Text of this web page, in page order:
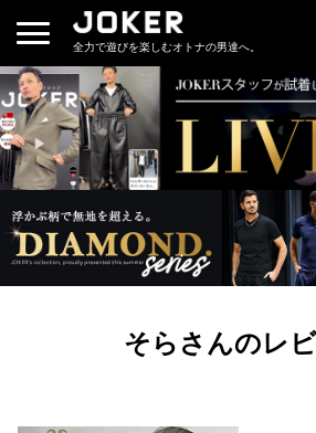
全力で遊びを楽しむオトナの男達へ。
そらさんのレ